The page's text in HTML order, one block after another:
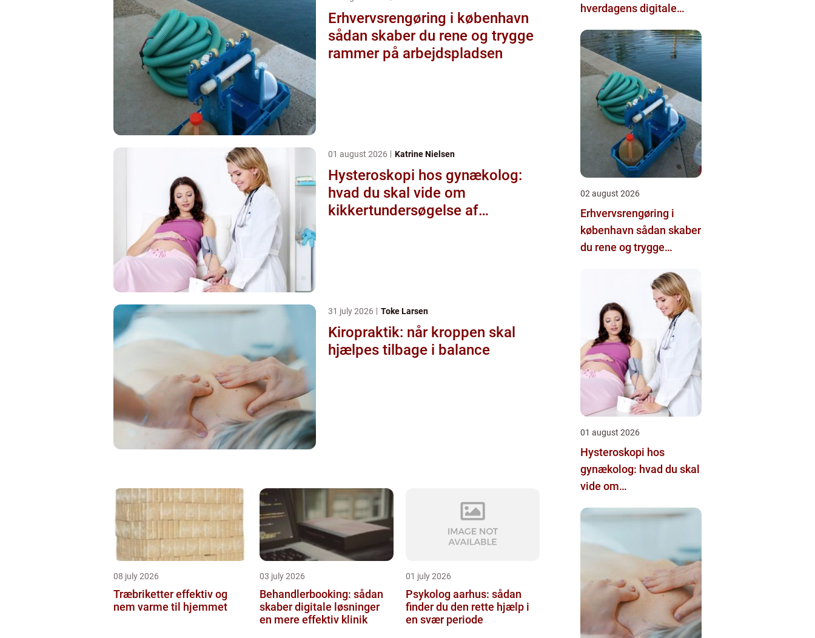
Erhvervsrengøring i københavn
sådan skaber du rene og trygge
rammer på arbejdspladsen
01 august 2026 Katrine Nielsen
Hysteroskopi hos gynækolog:
hvad du skal vide om
kikkertundersøgelse af
31 july 2026 Toke Larsen
Kiropraktik: når kroppen skal
hjælpes tilbage i balance
08 july 2026
Træbriketter effektiv og
nem varme til hjemmet
03 july 2026
Behandlerbooking: sådan
skaber digitale løsninger
en mere effektiv klinik
01 july 2026
Psykolog aarhus: sådan
finder du den rette hjælp i
en svær periode
hverdagens digitale
02 august 2026
Erhvervsrengøring i
københavn sådan skaber
du rene og trygge
arbejdspladsen
01 august 2026
Hysteroskopi hos
gynækolog: hvad du skal
vide om
livmoderen